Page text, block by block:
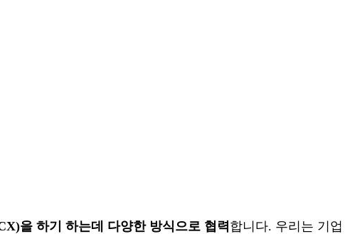
을 하기 하는데 다양한 방식으로 협력합니다. 우리는 기업